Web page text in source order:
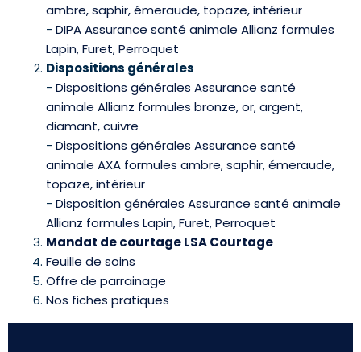
ambre, saphir, émeraude, topaze, intérieur
- DIPA Assurance santé animale Allianz formules
Lapin, Furet, Perroquet
Dispositions générales
- Dispositions générales Assurance santé
animale Allianz formules bronze, or, argent,
diamant, cuivre
- Dispositions générales Assurance santé
animale AXA formules ambre, saphir, émeraude,
topaze, intérieur
- Disposition générales Assurance santé animale
Allianz formules Lapin, Furet, Perroquet
Mandat de courtage LSA Courtage
Feuille de soins
Offre de parrainage
Nos fiches pratiques